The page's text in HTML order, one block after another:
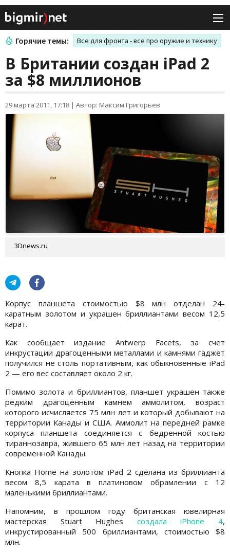
Горячие темы: Все для фронта - все про оружие и технику
В Британии создан iPad 2
за $8 миллионов
29 марта 2011, 17:18 | Автор: Максим Григорьев
3Dnews.ru
Корпус планшета стоимостью $8 млн отделан 24-
каратным золотом и украшен бриллиантами весом 12,5
карат.
Как сообщает издание Antwerp Facets, за счет
инкрустации драгоценными металлами и камнями гаджет
получился не столь портативным, как обыкновенные iPad
2 — его вес составляет около 2 кг.
Помимо золота и бриллиантов, планшет украшен также
редким драгоценным камнем аммолитом, возраст
которого исчисляется 75 млн лет и который добывают на
территории Канады и США. Аммолит на передней рамке
корпуса планшета соединяется с бедренной костью
тираннозавра, жившего 65 млн лет назад на территории
современной Канады.
Кнопка Home на золотом iPad 2 сделана из бриллианта
весом 8,5 карата в платиновом обрамлении с 12
маленькими бриллиантами.
Напомним, в прошлом году британская ювелирная
мастерская Stuart Hughes создала iPhone 4,
инкрустированный 500 бриллиантами, стоимостью $8
млн.